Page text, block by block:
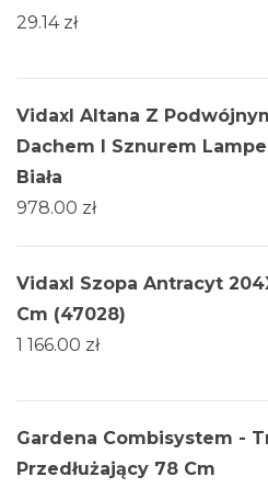
29.14 zł
Vidaxl Altana Z
Dachem I Sznurem
Biała
978.00 zł
Vidaxl Szopa Antracyt
Cm (47028)
1 166.00 zł
Gardena Combisystem -
Przedłużający 78 Cm